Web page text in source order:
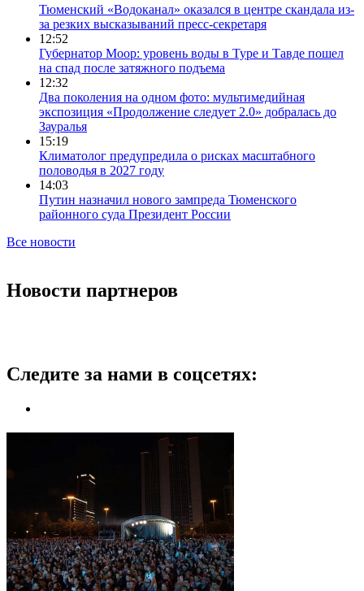
Тюменский «Водоканал» оказался в центре скандала из-
за резких высказываний пресс-секретаря
12:52
Губернатор Моор: уровень воды в Туре и Тавде пошел
на спад после затяжного подъема
12:32
Два поколения на одном фото: мультимедийная
экспозиция «Продолжение следует 2.0» добралась до
Зауралья
15:19
Климатолог предупредила о рисках масштабного
половодья в 2027 году
14:03
Путин назначил нового зампреда Тюменского
районного суда Президент России
Все новости
Новости партнеров
Следите за нами в соцсетях: